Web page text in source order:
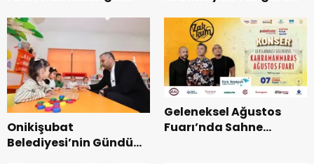
Onikişubat
Belediyesi’nin Gündüz
Geleneksel Ağustos
Fuarı’nda Sahne